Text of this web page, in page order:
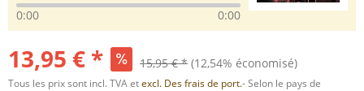
0:00 0:00
13,95 € * 15,95 € * (12,54% économisé)
Tous les prix sont incl. TVA etexcl. Des frais de port.- Selon le pays de